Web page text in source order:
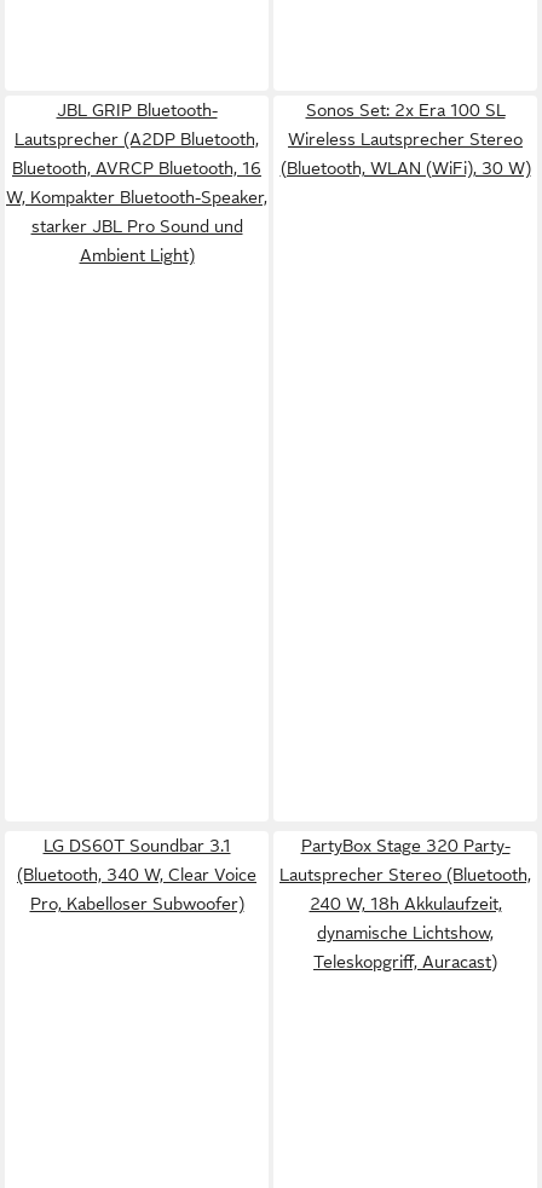
JBL GRIP Bluetooth-
Lautsprecher (A2DP Bluetooth,
Bluetooth, AVRCP Bluetooth, 16
W, Kompakter Bluetooth-Speaker,
starker JBL Pro Sound und
Ambient Light)
Sonos Set: 2x Era 100 SL
Wireless Lautsprecher Stereo
(Bluetooth, WLAN (WiFi), 30 W)
LG DS60T Soundbar 3.1
(Bluetooth, 340 W, Clear Voice
Pro, Kabelloser Subwoofer)
PartyBox Stage 320 Party-
Lautsprecher Stereo (Bluetooth,
240 W, 18h Akkulaufzeit,
dynamische Lichtshow,
Teleskopgriff, Auracast)